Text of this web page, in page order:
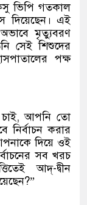
ভিপি গতকাল
দিয়েছেন। এই
মৃত্যুবরণ
সেই শিশুদের
পক্ষ
চাই, আপনি তো
নির্বাচন করার
দিয়ে ওই
সব খরচ
আদ্-দ্বীন